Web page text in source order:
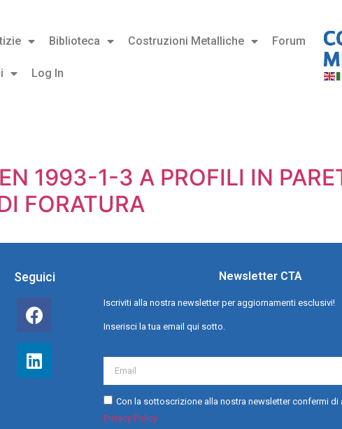
Biblioteca Costruzioni Metalliche Forum
Log In
1993-1-3 A PROFILI IN
FORATURA
Seguici Newsletter CTA
Iscriviti alla nostra newsletter per aggiornamenti esclusivi!
Inserisci la tua email qui sotto.
Con la sottoscrizione alla nostra newsletter confermi di
Privacy Policy